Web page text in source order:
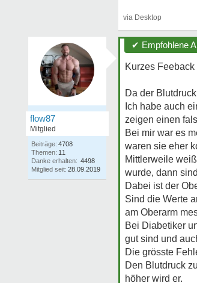
flow87
Mitglied
Beiträge: 4708
Themen: 11
Danke erhalten: 4498
Mitglied seit: 28.09.2019
✔ Empfohlene
Kurzes
Da der
Ich habe auch
zeigen einen
Bei mir war es
waren sie eher
Mittlerweile
wurde, dann
Dabei ist der
Sind die Werte
am Oberarm
Bei Diabetiker
gut sind und
Die grösste
Den Blutdruck
höher wird er.